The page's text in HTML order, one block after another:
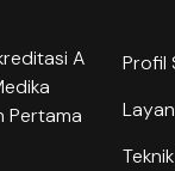
A
Pertama
Profil